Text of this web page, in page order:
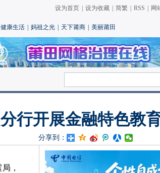
设为首页 设为收藏 简繁 RSS 网
健康生活 妈祖之光 天下莆商 美丽莆田
行开展金融特色教
分享到：
，